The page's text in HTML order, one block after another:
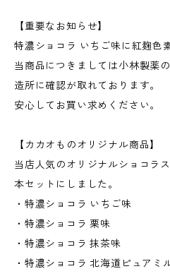
【重要なお知らせ】
特濃ショコラ いちご味に紅麹色
当商品につきましては小林製薬
造所に確認が取れております。
安心してお買い求めください。
【カカオものオリジナル商品】
当店人気のオリジナルショコラ
本セットにしました。
・特濃ショコラ いちご味
・特濃ショコラ 栗味
・特濃ショコラ 抹茶味
・特濃ショコラ 北海道ピュアミ